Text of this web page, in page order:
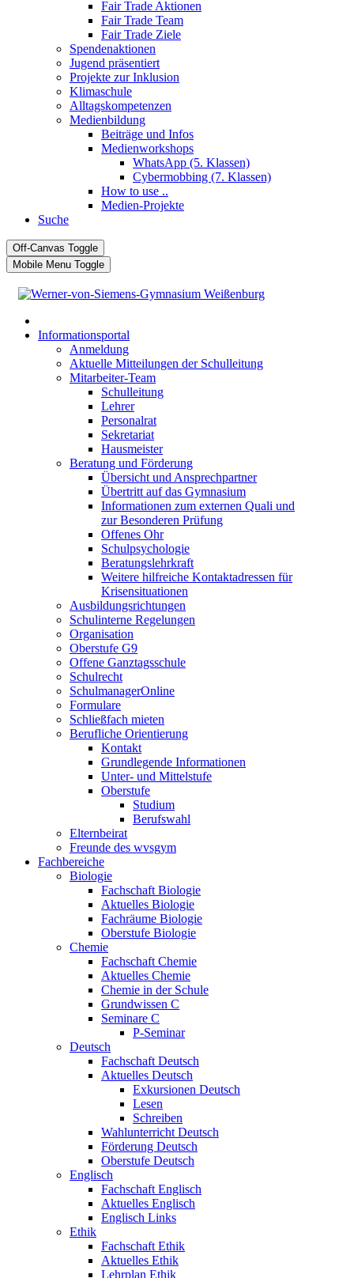
Fair Trade Aktionen
Fair Trade Team
Fair Trade Ziele
Spendenaktionen
Jugend präsentiert
Projekte zur Inklusion
Klimaschule
Alltagskompetenzen
Medienbildung
Beiträge und Infos
Medienworkshops
WhatsApp (5. Klassen)
Cybermobbing (7. Klassen)
How to use ..
Medien-Projekte
Suche
Off-Canvas Toggle
Mobile Menu Toggle
Informationsportal
Anmeldung
Aktuelle Mitteilungen der Schulleitung
Mitarbeiter-Team
Schulleitung
Lehrer
Personalrat
Sekretariat
Hausmeister
Beratung und Förderung
Übersicht und Ansprechpartner
Übertritt auf das Gymnasium
Informationen zum externen Quali und
zur Besonderen Prüfung
Offenes Ohr
Schulpsychologie
Beratungslehrkraft
Weitere hilfreiche Kontaktadressen für
Krisensituationen
Ausbildungsrichtungen
Schulinterne Regelungen
Organisation
Oberstufe G9
Offene Ganztagsschule
Schulrecht
SchulmanagerOnline
Formulare
Schließfach mieten
Berufliche Orientierung
Kontakt
Grundlegende Informationen
Unter- und Mittelstufe
Oberstufe
Studium
Berufswahl
Elternbeirat
Freunde des wvsgym
Fachbereiche
Biologie
Fachschaft Biologie
Aktuelles Biologie
Fachräume Biologie
Oberstufe Biologie
Chemie
Fachschaft Chemie
Aktuelles Chemie
Chemie in der Schule
Grundwissen C
Seminare C
P-Seminar
Deutsch
Fachschaft Deutsch
Aktuelles Deutsch
Exkursionen Deutsch
Lesen
Schreiben
Wahlunterricht Deutsch
Förderung Deutsch
Oberstufe Deutsch
Englisch
Fachschaft Englisch
Aktuelles Englisch
Englisch Links
Ethik
Fachschaft Ethik
Aktuelles Ethik
Lehrplan Ethik